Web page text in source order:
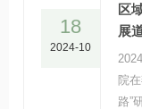
18
2024-10
区
展
院
路”